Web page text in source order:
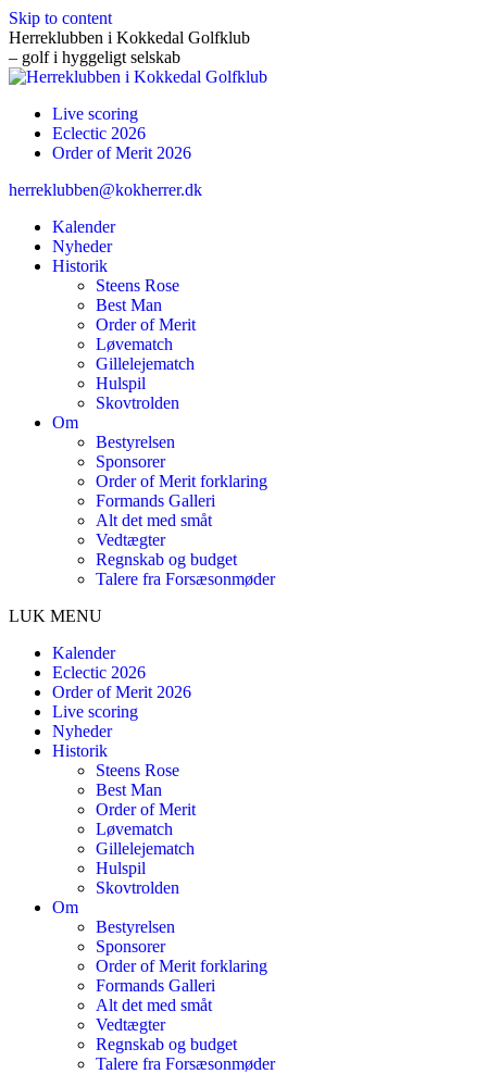
Skip to content
Herreklubben i Kokkedal Golfklub
– golf i hyggeligt selskab
Live scoring
Eclectic 2026
Order of Merit 2026
herreklubben@kokherrer.dk
Kalender
Nyheder
Historik
Steens Rose
Best Man
Order of Merit
Løvematch
Gillelejematch
Hulspil
Skovtrolden
Om
Bestyrelsen
Sponsorer
Order of Merit forklaring
Formands Galleri
Alt det med småt
Vedtægter
Regnskab og budget
Talere fra Forsæsonmøder
LUK MENU
Kalender
Eclectic 2026
Order of Merit 2026
Live scoring
Nyheder
Historik
Steens Rose
Best Man
Order of Merit
Løvematch
Gillelejematch
Hulspil
Skovtrolden
Om
Bestyrelsen
Sponsorer
Order of Merit forklaring
Formands Galleri
Alt det med småt
Vedtægter
Regnskab og budget
Talere fra Forsæsonmøder